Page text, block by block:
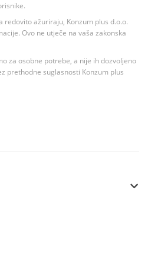
redovito ažuriraju, Konzum plus d.o.o.
Ovo ne utječe na vaša zakonska
za osobne potrebe, a nije ih dozvoljeno
prethodne suglasnosti Konzum plus